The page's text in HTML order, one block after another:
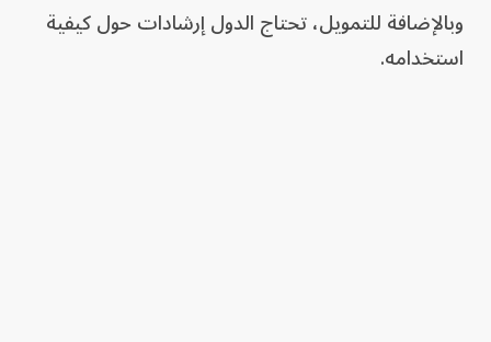
وبالإضافة للتمويل، تحتاج الدول إرشادات حول كيفية
استخدامه.